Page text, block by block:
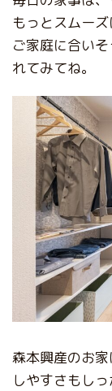
もっとスムーズ
ご家庭に合い
れてみてね。
森本興産のお
しやすさもし